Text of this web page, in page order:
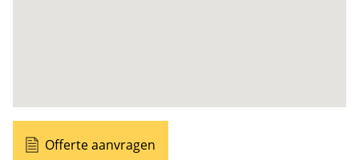
Offerte aanvragen